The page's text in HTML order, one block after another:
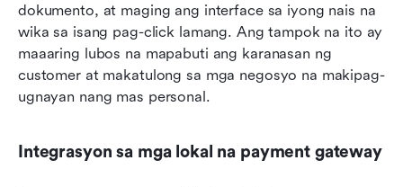
dokumento, at maging ang interface sa iyong nais na
wika sa isang pag-click lamang. Ang tampok na ito ay
maaaring lubos na mapabuti ang karanasan ng
customer at makatulong sa mga negosyo na makipag-
ugnayan nang mas personal.
Integrasyon sa mga lokal na payment gateway